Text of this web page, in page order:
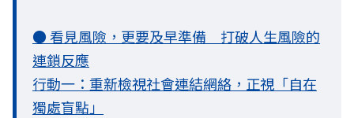
● 看見風險，更要及早準備 打破人生風險的
連鎖反應
行動一：重新檢視社會連結網絡，正視「自在
獨處盲點」